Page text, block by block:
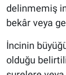
delinmemiş
bekâr veya
İncinin
olduğu